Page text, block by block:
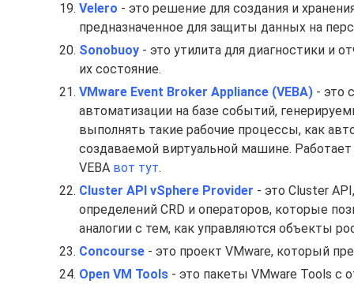
Velero - это решение для создания и
предназначенное для защиты данных на
Sonobuoy - это утилита для диагностики и
их состояние.
VMware Event Broker Appliance (VEBA) - это
автоматизации на базе событий,
выполнять такие рабочие процессы, как
создаваемой виртуальной машине.
VEBA вот тут.
Cluster API vSphere Provider - это Cluster
определений CRD и операторов, которые
аналогии с тем, как управляются объекты
Concourse - это проект VMware, который
Open VM Tools - это пакеты VMware Tools